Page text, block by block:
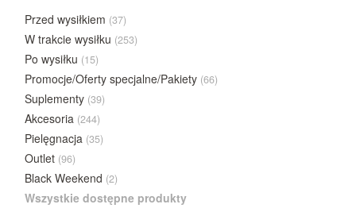
Przed wysiłkiem (37)
W trakcie wysiłku (253)
Po wysiłku (15)
Promocje/Oferty specjalne/Pakiety (66)
Suplementy (39)
Akcesoria (244)
Pielęgnacja (35)
Outlet (96)
Black Weekend (2)
Wszystkie dostępne produkty